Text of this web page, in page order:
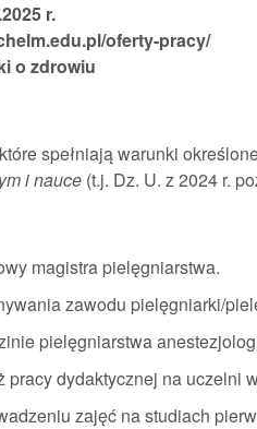
r.
oferty-pracy/
o zdrowiu
spełniają warunki
i nauce (t.j. Dz. U. z 2024 r.
magistra pielęgniarstwa.
zawodu pielęgniarki/
pielęgniarstwa
dydaktycznej na uczelni
zajęć na studiach